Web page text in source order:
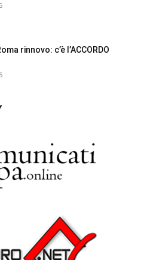
rinnovo: c’è l’ACCORDO